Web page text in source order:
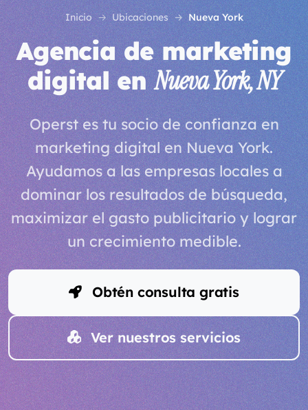
Inicio Ubicaciones Nueva York
Agencia de marketing
digital enNueva York, NY
Operst es tu socio de confianza en
marketing digital en Nueva York.
Ayudamos a las empresas locales a
dominar los resultados de búsqueda,
maximizar el gasto publicitario y lograr
un crecimiento medible.
Obtén consulta gratis
Ver nuestros servicios